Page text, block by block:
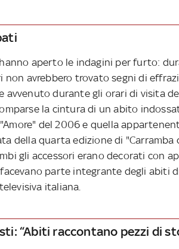
aperto le indagini per furto:
non avrebbero trovato segni di
avvenuto durante gli orari di visita
la cintura di un abito
del 2006 e quella
della quarta edizione di
gli accessori erano decorati con
facevano parte integrante degli abiti
italiana.
“Abiti raccontano pezzi di